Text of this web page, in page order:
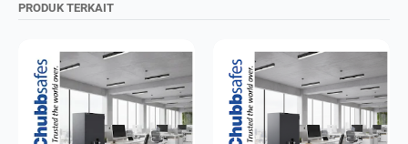
PRODUK TERKAIT